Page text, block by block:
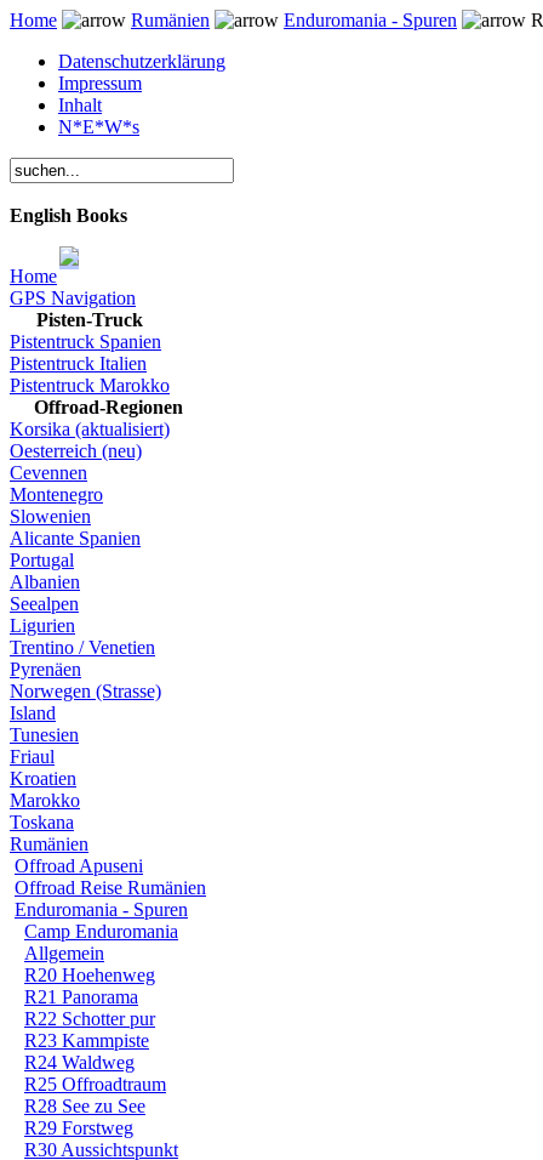
Home Rumänien Enduromania - Spuren
Datenschutzerklärung
Impressum
Inhalt
N*E*W*s
English Books
Home
GPS Navigation
Pisten-Truck
Pistentruck Spanien
Pistentruck Italien
Pistentruck Marokko
Offroad-Regionen
Korsika (aktualisiert)
Oesterreich (neu)
Cevennen
Montenegro
Slowenien
Alicante Spanien
Portugal
Albanien
Seealpen
Ligurien
Trentino / Venetien
Pyrenäen
Norwegen (Strasse)
Island
Tunesien
Friaul
Kroatien
Marokko
Toskana
Rumänien
Offroad Apuseni
Offroad Reise Rumänien
Enduromania - Spuren
Camp Enduromania
Allgemein
R20 Hoehenweg
R21 Panorama
R22 Schotter pur
R23 Kammpiste
R24 Waldweg
R25 Offroadtraum
R28 See zu See
R29 Forstweg
R30 Aussichtspunkt